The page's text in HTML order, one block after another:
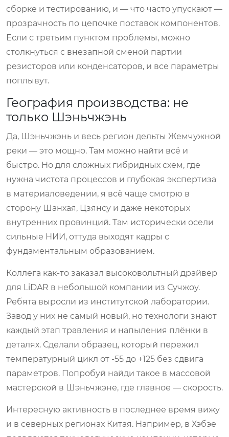
сборке и тестированию, и — что часто упускают —
прозрачность по цепочке поставок компонентов.
Если с третьим пунктом проблемы, можно
столкнуться с внезапной сменой партии
резисторов или конденсаторов, и все параметры
поплывут.
География производства: не
только Шэньчжэнь
Да, Шэньчжэнь и весь регион дельты Жемчужной
реки — это мощно. Там можно найти всё и
быстро. Но для сложных гибридных схем, где
нужна чистота процессов и глубокая экспертиза
в материаловедении, я всё чаще смотрю в
сторону Шанхая, Цзянсу и даже некоторых
внутренних провинций. Там исторически осели
сильные НИИ, оттуда выходят кадры с
фундаментальным образованием.
Коллега как-то заказал высоковольтный драйвер
для LiDAR в небольшой компании из Сучжоу.
Ребята выросли из институтской лаборатории.
Завод у них не самый новый, но технологи знают
каждый этап травления и напыления плёнки в
деталях. Сделали образец, который пережил
температурный цикл от -55 до +125 без сдвига
параметров. Попробуй найди такое в массовой
мастерской в Шэньчжэне, где главное — скорость.
Интересную активность в последнее время вижу
и в северных регионах Китая. Например, в Хэбэе